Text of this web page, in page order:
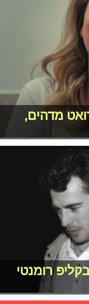
מדהים,
רומנטי